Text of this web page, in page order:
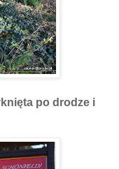
po drodze i